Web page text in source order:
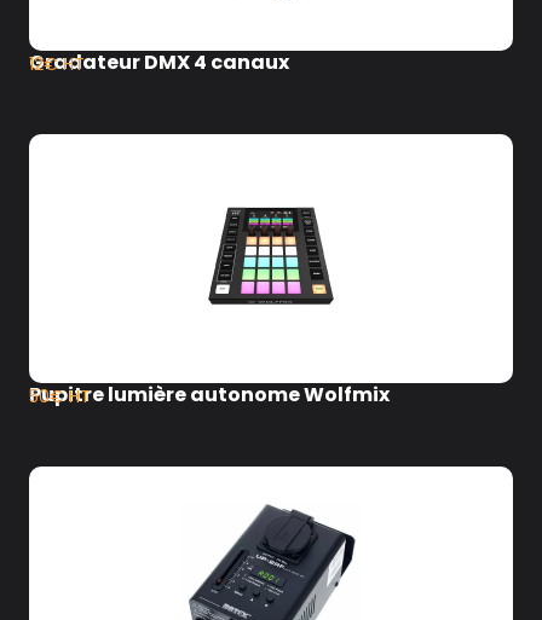
Gradateur DMX 4 canaux
12€ HT
Pupitre lumière autonome Wolfmix
50€ HT